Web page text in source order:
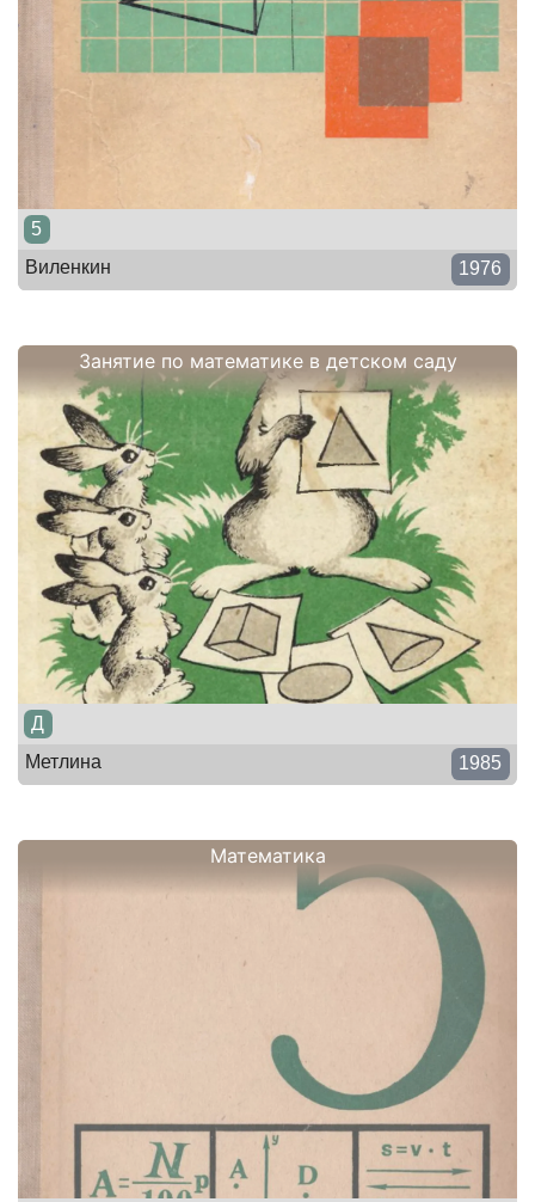
5
Виленкин
1976
Занятие по математике в детском саду
Д
Метлина
1985
Математика